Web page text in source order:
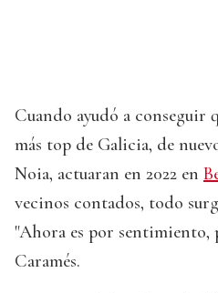
Cuando ayudó a conseguir
más top de Galicia, de
Noia, actuaran en 2022 en
vecinos contados, todo
"Ahora es por
Caramés.